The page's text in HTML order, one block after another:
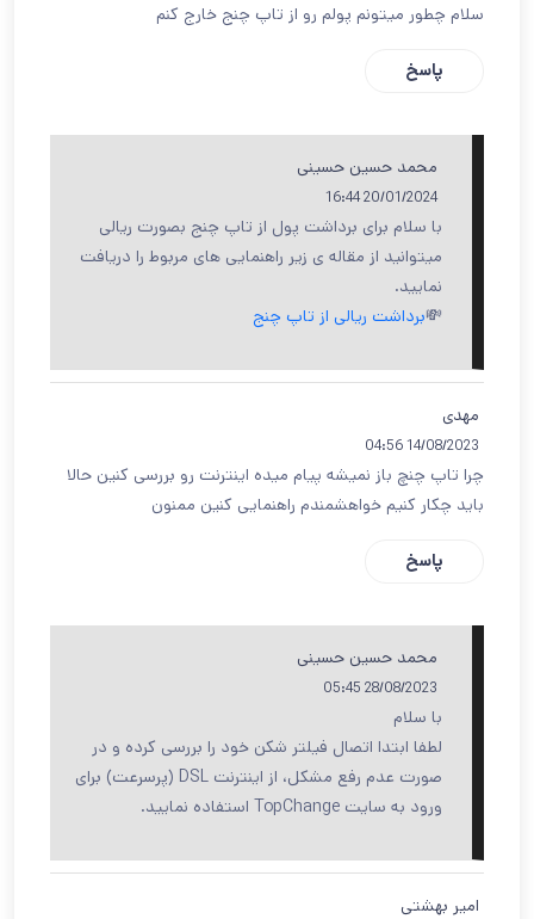
سلام چطور میتونم پولم رو از تاپ چنج خارج کنم
پاسخ
محمد حسین حسینی
20/01/2024 16:44
با سلام برای برداشت پول از تاپ چنج بصورت ریالی
میتوانید از مقاله ی زیر راهنمایی های مربوط را دریافت
نمایید.
💸برداشت ریالی از تاپ چنج
مهدی
14/08/2023 04:56
چرا تاپ چنچ باز نمیشه پیام میده اینترنت رو بررسی کنین حالا
باید چکار کنیم خواهشمندم راهنمایی کنین ممنون
پاسخ
محمد حسین حسینی
28/08/2023 05:45
با سلام
لطفا ابتدا اتصال فیلتر شکن خود را بررسی کرده و در
صورت عدم رفع مشکل، از اینترنت DSL (پرسرعت) برای
ورود به سایت TopChange استفاده نمایید.
امیر بهشتی